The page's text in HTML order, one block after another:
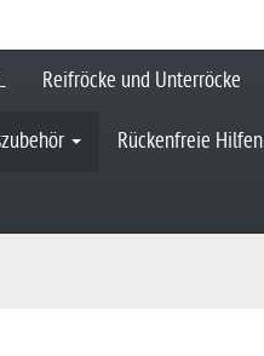
Reifröcke und Unterröcke
Rückenfreie Hilfen